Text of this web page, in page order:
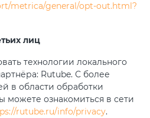
metrica/general/opt-out.html?
лиц
технологии локального
Rutube. С более
в области обработки
можете ознакомиться в сети
rutube.ru/info/privacy.